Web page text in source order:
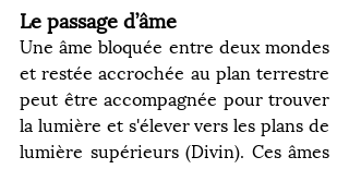
Le passage d’âme
Une âme bloquée entre deux mondes
et restée accrochée au plan terrestre
peut être accompagnée pour trouver
la lumière et s'élever vers les plans de
lumière supérieurs (Divin). Ces âmes